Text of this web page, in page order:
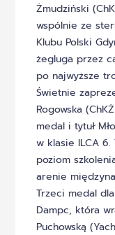
Żmudziński
wspólnie ze
Klubu Polski
żegluga przez
po najwyższe
Świetnie
Rogowska
medal i tytuł
w klasie ILCA
poziom
arenie
Trzeci medal
Dampc, która
Puchowską